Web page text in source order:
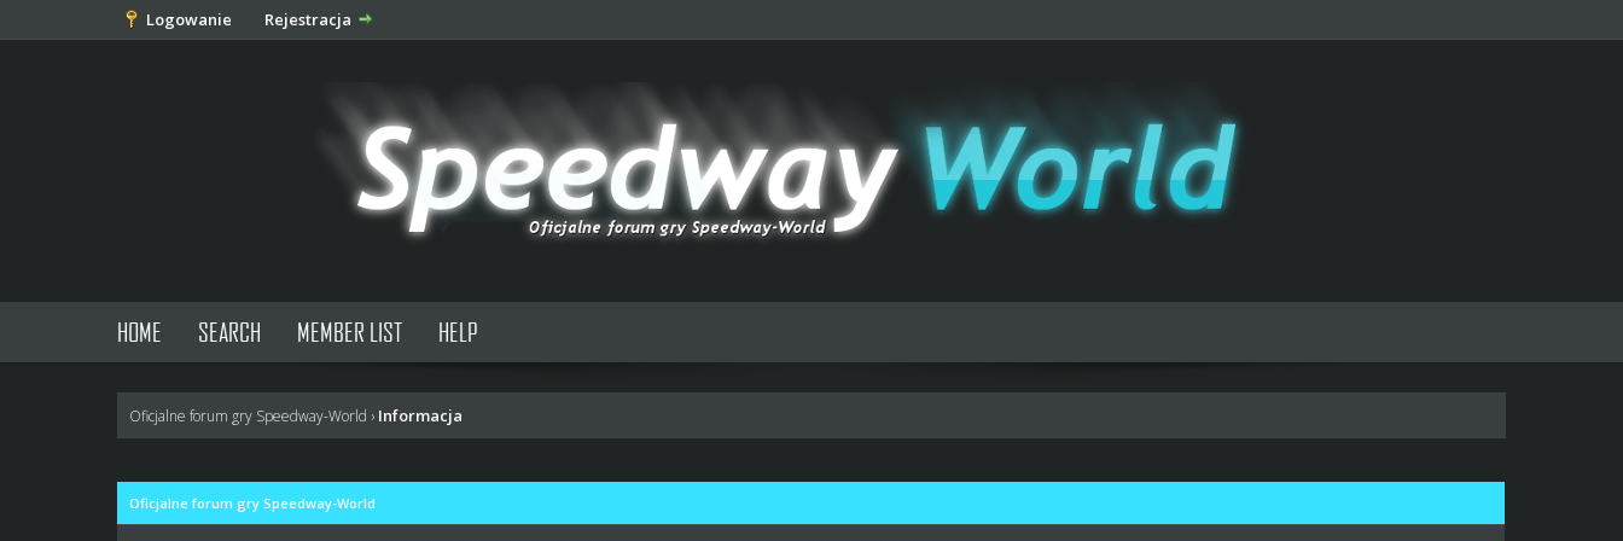
Logowanie Rejestracja
HOME SEARCH MEMBER LIST HELP
Oficjalne forum gry Speedway-World › Informacja
Oficjalne forum gry Speedway-World